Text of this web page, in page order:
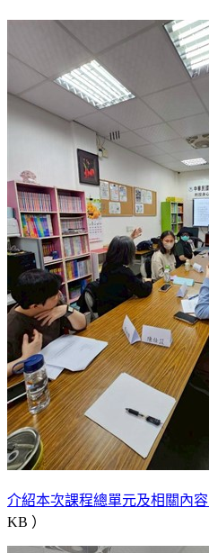
介紹本次課程總單元及相關內容
KB ）